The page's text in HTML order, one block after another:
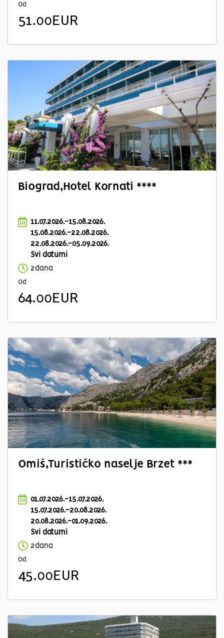
Od
51.00EUR
Biograd,Hotel Kornati ****
11.07.2026.-15.08.2026.
15.08.2026.-22.08.2026.
22.08.2026.-05.09.2026.
Svi datumi
2dana
Od
64.00EUR
Omiš,Turističko naselje Brzet ***
01.07.2026.-15.07.2026.
15.07.2026.-20.08.2026.
20.08.2026.-01.09.2026.
Svi datumi
2dana
Od
45.00EUR